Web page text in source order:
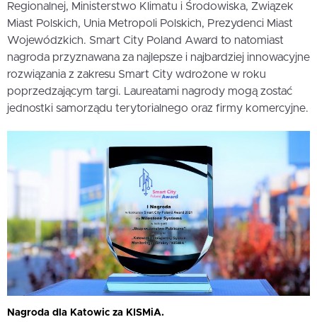
Regionalnej, Ministerstwo Klimatu i Środowiska, Związek
Miast Polskich, Unia Metropoli Polskich, Prezydenci Miast
Wojewódzkich. Smart City Poland Award to natomiast
nagroda przyznawana za najlepsze i najbardziej innowacyjne
rozwiązania z zakresu Smart City wdrożone w roku
poprzedzającym targi. Laureatami nagrody mogą zostać
jednostki samorządu terytorialnego oraz firmy komercyjne.
Nagroda dla Katowic za KISMiA.